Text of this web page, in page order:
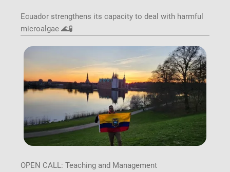
Ecuador strengthens its capacity to deal with harmful
microalgae 🌊🧪
Image
OPEN CALL: Teaching and Management